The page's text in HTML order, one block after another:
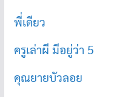
พี่เดียว
ครูเล่าผี มีอยู่ว่า 5
คุณยายบัวลอย